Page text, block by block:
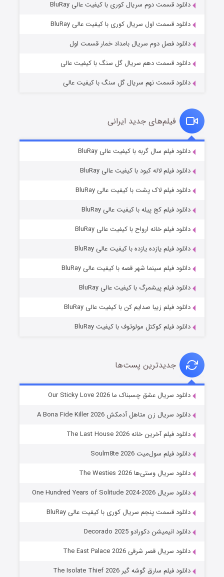
وستی ها
قسمت۱ (زیرنویس) منتشر شد
قسمت۶ (زیرنویس) منتشر شد
شوهر
عملیات آپارتمان
قسمت۲ (زیرنویس) منتشر شد
دانلود قسمت دوم سریال کوری با کیفیت عالی BluRay
دانلود قسمت اول سریال کوری با کیفیت عالی BluRay
دانلود فصل دوم سریال بامداد خمار قسمت اول
دانلود قسمت دهم سریال گل سنگ با کیفیت عالی
دانلود قسمت نهم سریال گل سنگ با کیفیت عالی
فیلم‌های جدید ایرانی
دانلود فیلم سال گربه با کیفیت عالی BluRay
دانلود فیلم لاله کبود با کیفیت عالی BluRay
دانلود فیلم لاک پشت با کیفیت عالی BluRay
دانلود فیلم کج‌ پیله با کیفیت عالی BluRay
دانلود فیلم خانه ارواح با کیفیت عالی BluRay
دانلود فیلم یازده یازده با کیفیت عالی BluRay
دانلود فیلم سینما شهر قصه با کیفیت عالی BluRay
دانلود فیلم پیشمرگ با کیفیت عالی BluRay
دانلود فیلم زیبا صدایم کن با کیفیت عالی BluRay
دانلود فیلم کوکتل مولوتوف با کیفیت BluRay
جدیدترین پست‌ها
دانلود سریال عشق چسبناک ما Our Sticky Love 2026
دانلود سریال زن متاهل آدمکش A Bona Fide Killer 2026
دانلود فیلم آخرین خانه The Last House 2026
دانلود فیلم سول‌میت Soulm8te 2026
دانلود سریال وستی‌ها The Westies 2026
دانلود سریال One Hundred Years of Solitude 2024-2026
دانلود قسمت پنجم سریال کوری با کیفیت عالی BluRay
دانلود انیمیشن دکورادو Decorado 2025
دانلود سریال قصر شرقی The East Palace 2026
دانلود فیلم سارق گوشه گیر The Isolate Thief 2026